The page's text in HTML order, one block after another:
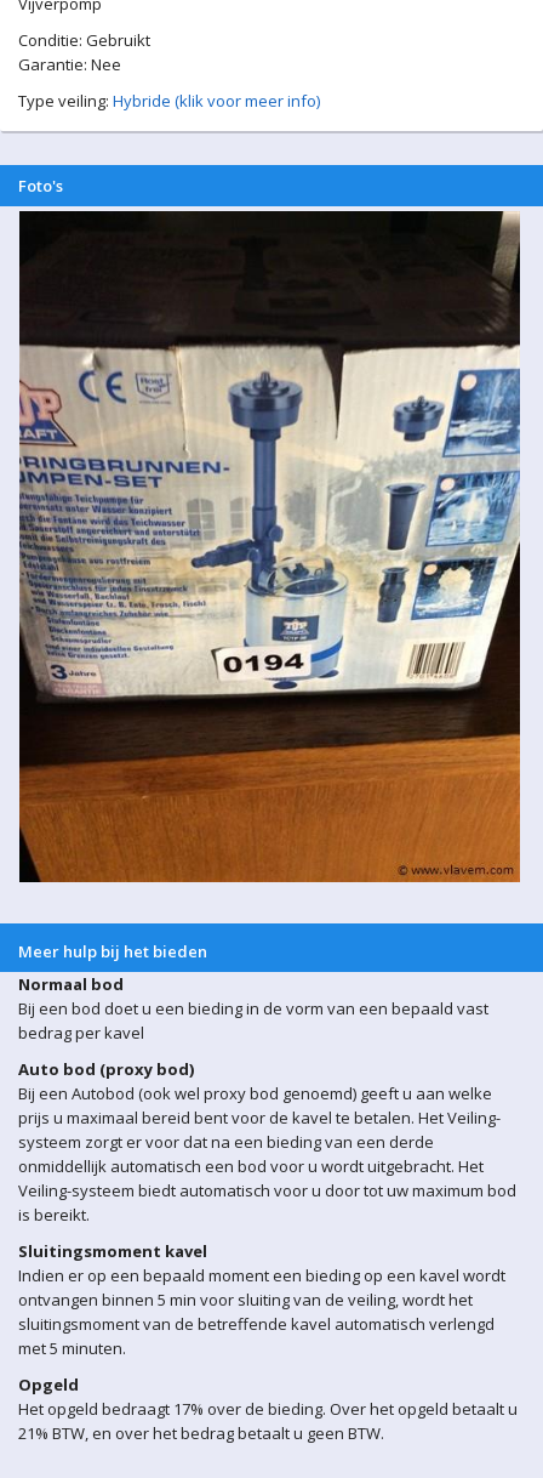
Conditie: Gebruikt
Garantie: Nee
Type veiling: Hybride (klik voor meer info)
Foto's
Meer hulp bij het bieden
Normaal bod
Bij een bod doet u een bieding in de vorm van een bepaald vast
bedrag per kavel
Auto bod (proxy bod)
Bij een Autobod (ook wel proxy bod genoemd) geeft u aan welke
prijs u maximaal bereid bent voor de kavel te betalen. Het Veiling-
systeem zorgt er voor dat na een bieding van een derde
onmiddellijk automatisch een bod voor u wordt uitgebracht. Het
Veiling-systeem biedt automatisch voor u door tot uw maximum bod
is bereikt.
Sluitingsmoment kavel
Indien er op een bepaald moment een bieding op een kavel wordt
ontvangen binnen 5 min voor sluiting van de veiling, wordt het
sluitingsmoment van de betreffende kavel automatisch verlengd
met 5 minuten.
Opgeld
Het opgeld bedraagt 17% over de bieding. Over het opgeld betaalt u
21% BTW, en over het bedrag betaalt u geen BTW.